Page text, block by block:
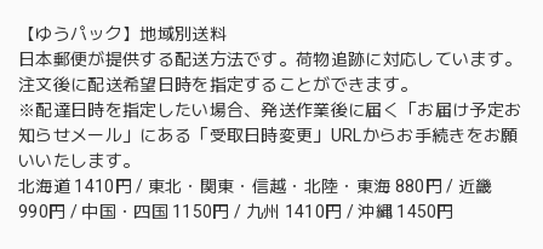
【ゆうパック】地域別送料
日本郵便が提供する配送方法です。荷物追跡に対応しています。
注文後に配送希望日時を指定することができます。
※配達日時を指定したい場合、発送作業後に届く「お届け予定お
知らせメール」にある「受取日時変更」URLからお手続きをお願
いいたします。
北海道 1410円 / 東北・関東・信越・北陸・東海 880円 / 近畿
990円 / 中国・四国 1150円 / 九州 1410円 / 沖縄 1450円